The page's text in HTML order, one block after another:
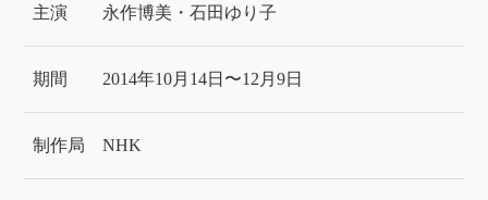
主演 永作博美・石田ゆり子
期間 2014年10月14日〜12月9日
制作局 NHK